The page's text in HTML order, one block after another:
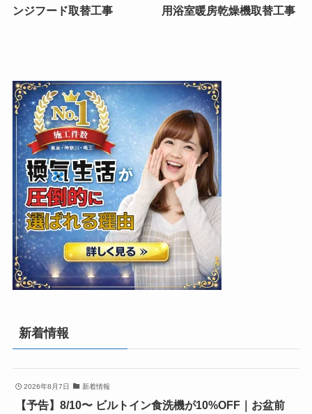
ンジフード取替工事
用浴室暖房乾燥機取替工事
新着情報
2026年8月7日 新着情報
【予告】8/10〜 ビルトイン食洗機が10%OFF｜お盆前